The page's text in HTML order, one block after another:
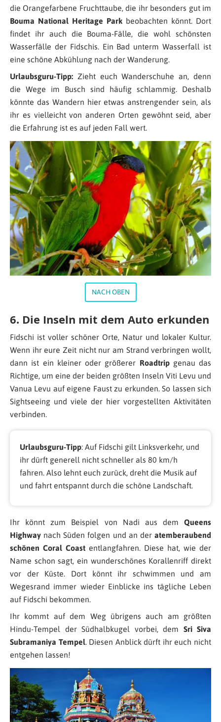
die Orangefarbene Fruchttaube, die ihr besonders gut im
Bouma National Heritage Park beobachten könnt. Dort
findet ihr auch die Bouma-Fälle, die wohl schönsten
Wasserfälle der Fidschis. Ein Bad unterm Wasserfall ist
eine schöne Abkühlung nach der Wanderung.
Urlaubsguru-Tipp: Zieht euch Wanderschuhe an, denn
die Wege im Busch sind häufig schlammig. Deshalb
könnte das Wandern hier etwas anstrengender sein, als
ihr es vielleicht von anderen Orten gewöhnt seid, aber
die Erfahrung ist es auf jeden Fall wert.
NACH OBEN
6. Die Inseln mit dem Auto erkunden
Fidschi ist voller schöner Orte, Natur und lokaler Kultur.
Wenn ihr eure Zeit nicht nur am Strand verbringen wollt,
dann ist ein kleiner oder größerer Roadtripgenau das
Richtige, um eine der beiden größten Inseln Viti Levu und
Vanua Levu auf eigene Faust zu erkunden. So lassen sich
Sightseeing und viele der hier vorgestellten Aktivitäten
verbinden.
Urlaubsguru-Tipp: Auf Fidschi gilt Linksverkehr, und
ihr dürft generell nicht schneller als 80 km/h
fahren. Also lehnt euch zurück, dreht die Musik auf
und fahrt entspannt durch die schöne Landschaft.
Ihr könnt zum Beispiel von Nadi aus dem Queens
Highway nach Süden folgen und an der atemberaubend
schönen Coral Coast entlangfahren. Diese hat, wie der
Name schon sagt, ein wunderschönes Korallenriff direkt
vor der Küste. Dort könnt ihr schwimmen und am
Wegesrand immer wieder Einblicke ins tägliche Leben
auf Fidschi bekommen.
Ihr kommt auf dem Weg übrigens auch am größten
Hindu-Tempel der Südhalbkugel vorbei, dem Sri Siva
Subramaniya Tempel. Diesen Anblick dürft ihr euch nicht
entgehen lassen!